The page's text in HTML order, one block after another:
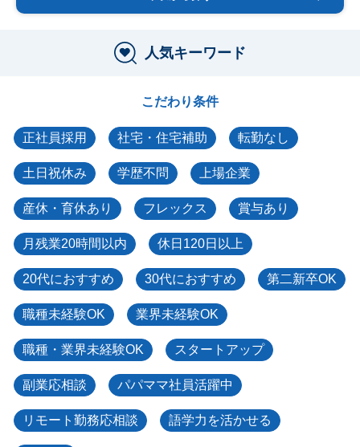
人気キーワード
こだわり条件
正社員採用 社宅・住宅補助 転勤なし
土日祝休み 学歴不問 上場企業
産休・育休あり フレックス 賞与あり
月残業20時間以内 休日120日以上
20代におすすめ 30代におすすめ 第二新卒OK
職種未経験OK 業界未経験OK
職種・業界未経験OK スタートアップ
副業応相談 パパママ社員活躍中
リモート勤務応相談 語学力を活かせる